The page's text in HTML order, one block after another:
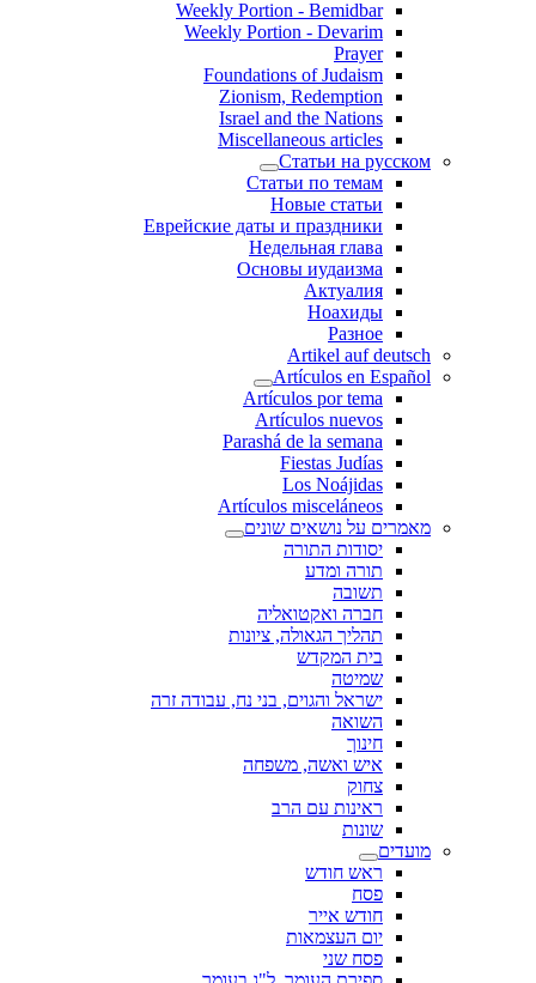
Weekly Portion - Bemidbar
Weekly Portion - Devarim
Prayer
Foundations of Judaism
Zionism, Redemption
Israel and the Nations
Miscellaneous articles
Статьи на русском
Статьи по темам
Новые статьи
Еврейские даты и праздники
Недельная глава
Основы иудаизма
Актуалия
Ноахиды
Разное
Artikel auf deutsch
Artículos en Español
Artículos por tema
Artículos nuevos
Parashá de la semana
Fiestas Judías
Los Noájidas
Artículos misceláneos
מאמרים על נושאים שונים
יסודות התורה
תורה ומדע
תשובה
חברה ואקטואליה
תהליך הגאולה, ציונות
בית המקדש
שמיטה
ישראל והגוים, בני נח, עבודה זרה
השואה
חינוך
איש ואשה, משפחה
צחוק
ראינות עם הרב
שונות
מועדים
ראש חודש
פסח
חודש אייר
יום העצמאות
פסח שני